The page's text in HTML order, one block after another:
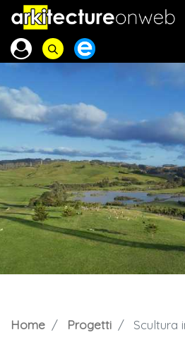
Home Progetti Scultura in Nuova